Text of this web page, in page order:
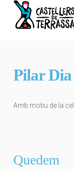
Pilar
Amb motiu de la
Quedem